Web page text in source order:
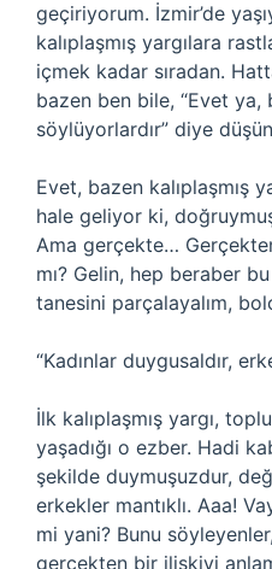
geçiriyorum. İzmir’de
kalıplaşmış yargılara
içmek kadar sıradan.
bazen ben bile, “Evet
söylüyorlardır” diye
Evet, bazen kalıplaşmış
hale geliyor ki,
Ama gerçekte…
mı? Gelin, hep beraber
tanesini parçalayalım,
“Kadınlar duygusaldır,
İlk kalıplaşmış yargı,
yaşadığı o ezber. Hadi
şekilde duymuşuzdur,
erkekler mantıklı. Aaa!
mi yani? Bunu
gerçekten bir ilişkiyi